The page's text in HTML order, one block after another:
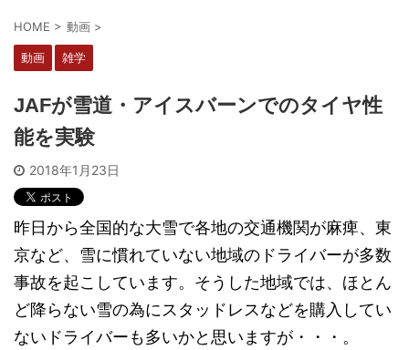
HOME > 動画 >
動画 雑学
JAFが雪道・アイスバーンでのタイヤ性
能を実験
2018年1月23日
昨日から全国的な大雪で各地の交通機関が麻痺、東
京など、雪に慣れていない地域のドライバーが多数
事故を起こしています。そうした地域では、ほとん
ど降らない雪の為にスタッドレスなどを購入してい
ないドライバーも多いかと思いますが・・・。